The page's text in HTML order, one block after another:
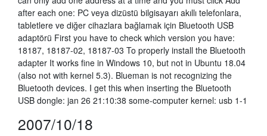
after each one: PC veya dizüstü bilgisayarı akıllı telefonlara,
tabletlere ve diğer cihazlara bağlamak için Bluetooth USB
adaptörü First you have to check which version you have:
18187, 18187-02, 18187-03 To properly install the Bluetooth
adapter It works fine in Windows 10, but not in Ubuntu 18.04
(also not with kernel 5.3). Blueman is not recognizing the
Bluetooth devices. I get this when inserting the Bluetooth
USB dongle: jan 26 21:10:38 some-computer kernel: usb 1-1
2007/10/18